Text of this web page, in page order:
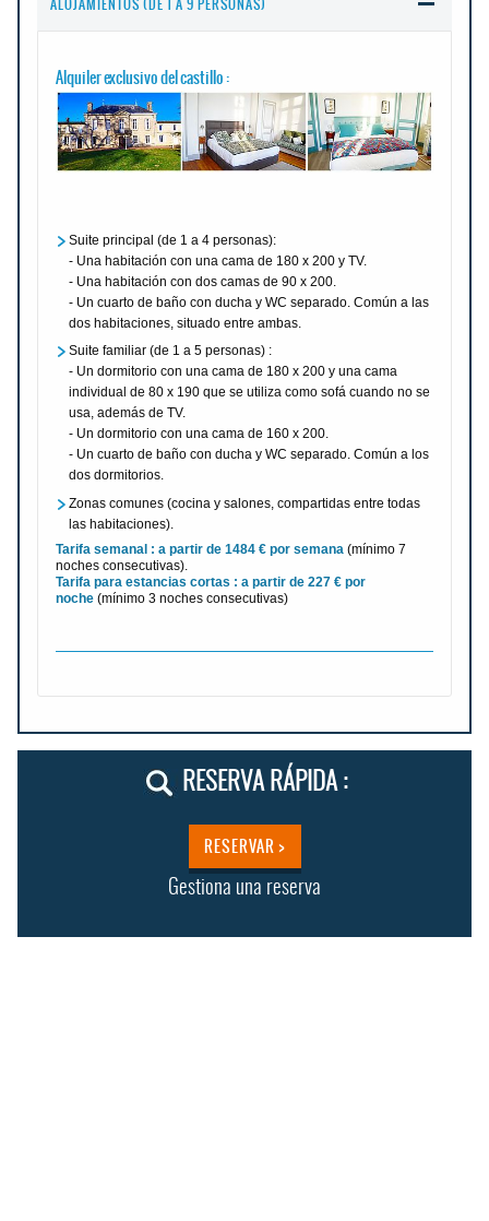
Alquiler exclusivo del castillo :
Suite principal (de 1 a 4 personas):
- Una habitación con una cama de 180 x 200 y TV.
- Una habitación con dos camas de 90 x 200.
- Un cuarto de baño con ducha y WC separado. Común a las
dos habitaciones, situado entre ambas.
Suite familiar (de 1 a 5 personas) :
- Un dormitorio con una cama de 180 x 200 y una cama
individual de 80 x 190 que se utiliza como sofá cuando no se
usa, además de TV.
- Un dormitorio con una cama de 160 x 200.
- Un cuarto de baño con ducha y WC separado. Común a los
dos dormitorios.
Zonas comunes (cocina y salones, compartidas entre todas
las habitaciones).
Tarifa semanal : a partir de 1484 € por semana (mínimo 7
noches consecutivas).
Tarifa para estancias cortas : a partir de 227 € por
noche (mínimo 3 noches consecutivas)
RESERVA RÁPIDA :
RESERVAR >
Gestiona una reserva